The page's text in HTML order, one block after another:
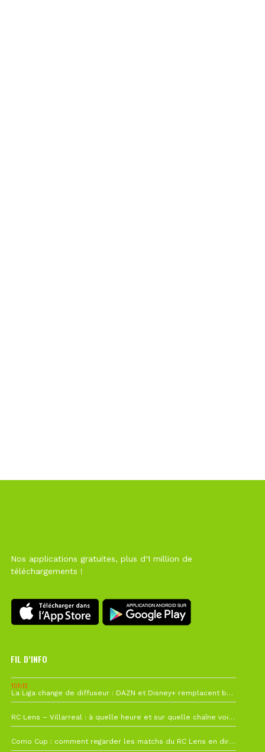
Nos applications gratuites, plus d'1 million de
téléchargements !
FIL D’INFO
10h12
La Liga change de diffuseur : DAZN et Disney+ remplacent beIN Sports !
RC Lens – Villarreal : à quelle heure et sur quelle chaîne voir la finale de la Como Cup ?
Como Cup : comment regarder les matchs du RC Lens en direct ?